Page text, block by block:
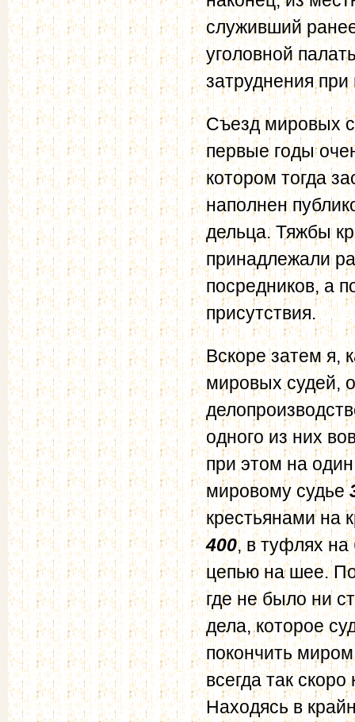
служивший
уголовной
затруднения
Съезд мировых
первые годы
котором тогда
наполнен
дельца. Тяжбы
принадлежали
посредников, а
присутствия.
Вскоре затем я,
мировых судей,
одного из них
при этом на
мировому судье
крестьянами на
400, в туфлях на
цепью на шее.
где не было ни
дела, которое
покончить
всегда так
Находясь в